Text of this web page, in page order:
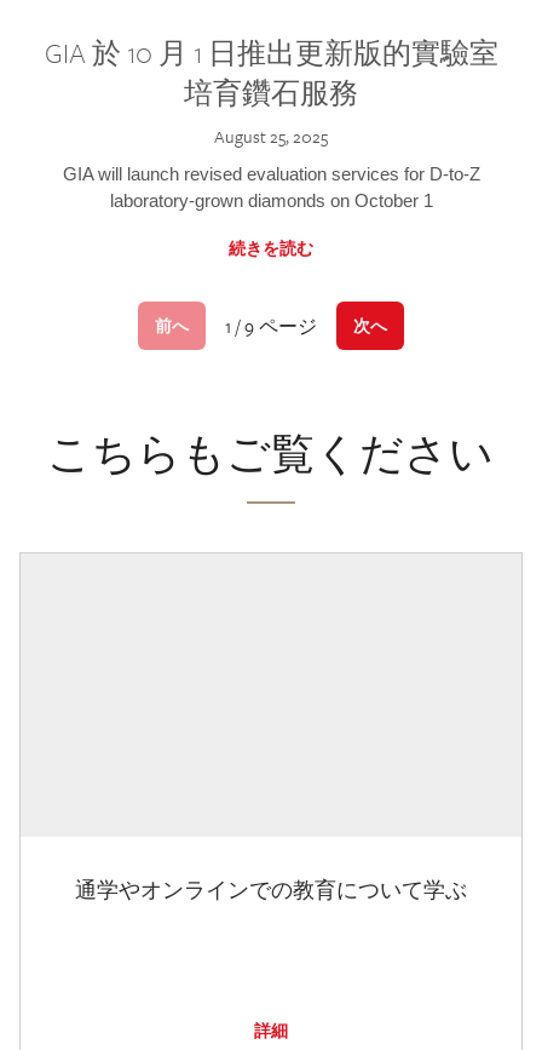
GIA 於 10 月 1 日推出更新版的實驗室
培育鑽石服務
August 25, 2025
GIA will launch revised evaluation services for D-to-Z
laboratory-grown diamonds on October 1
続きを読む
前へ 1 / 9 ページ 次へ
こちらもご覧ください
通学やオンラインでの教育について学ぶ
詳細